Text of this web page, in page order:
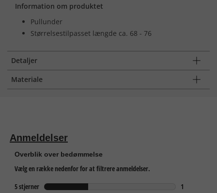
Information om produktet
Pullunder
Størrelsestilpasset længde ca. 68 - 76
Detaljer
Materiale